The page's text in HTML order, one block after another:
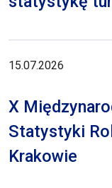
15.07.2026
X
Statystyki
Krakowie